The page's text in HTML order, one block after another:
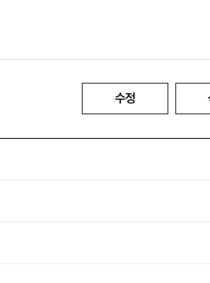
수정